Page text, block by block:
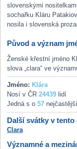
slovenskými
sochařku Kláru
nosila i slovenská
Původ a význam
Ženské křestní jméno
slova „clara“ ve
Jméno: Klára
Nosí v ČR 24439lidí
Jedná s o 57
Další svátky v tento
Clara
Významné a